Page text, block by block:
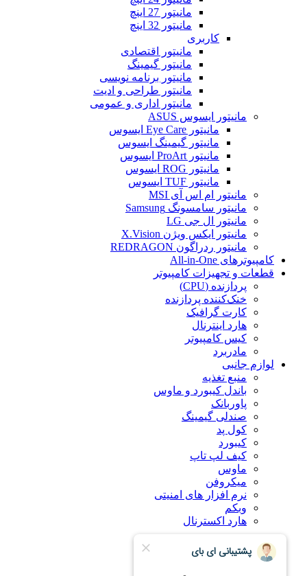
مانیتور 27 اینچ
مانیتور 32 اینچ
کاربری
مانیتور اقتصادی
مانیتور گیمینگ
مانیتور برنامه نویسی
مانیتور طراحی و ادیت
مانیتور اداری و عمومی
مانیتور ایسوس ASUS
مانیتور Eye Care ایسوس
مانیتور گیمینگ ایسوس
مانیتور ProArt ایسوس
مانیتور ROG ایسوس
مانیتور TUF ایسوس
مانیتور ام اس آی MSI
مانیتور سامسونگ Samsung
مانیتور ال جی LG
مانیتور ایکس ویژن X.Vision
مانیتور ردراگون REDRAGON
کامپیوترهای All-in-One
قطعات و تجهیزات کامپیوتر
پردازنده (CPU)
خنک‌کننده پردازنده
کارت گرافیک
هارد اینترنال
کیس کامپیوتر
مادربرد
لوازم جانبی
منبع تغذیه
باندل کیبورد و ماوس
پاوربانک
صندلی گیمینگ
کول پد
کیبورد
کیف لپ تاپ
ماوس
میکروفن
نرم افزار های امنیتی
وبکم
هارد اکسترنال
درباره ما
راهنمای خرید اینترنتی